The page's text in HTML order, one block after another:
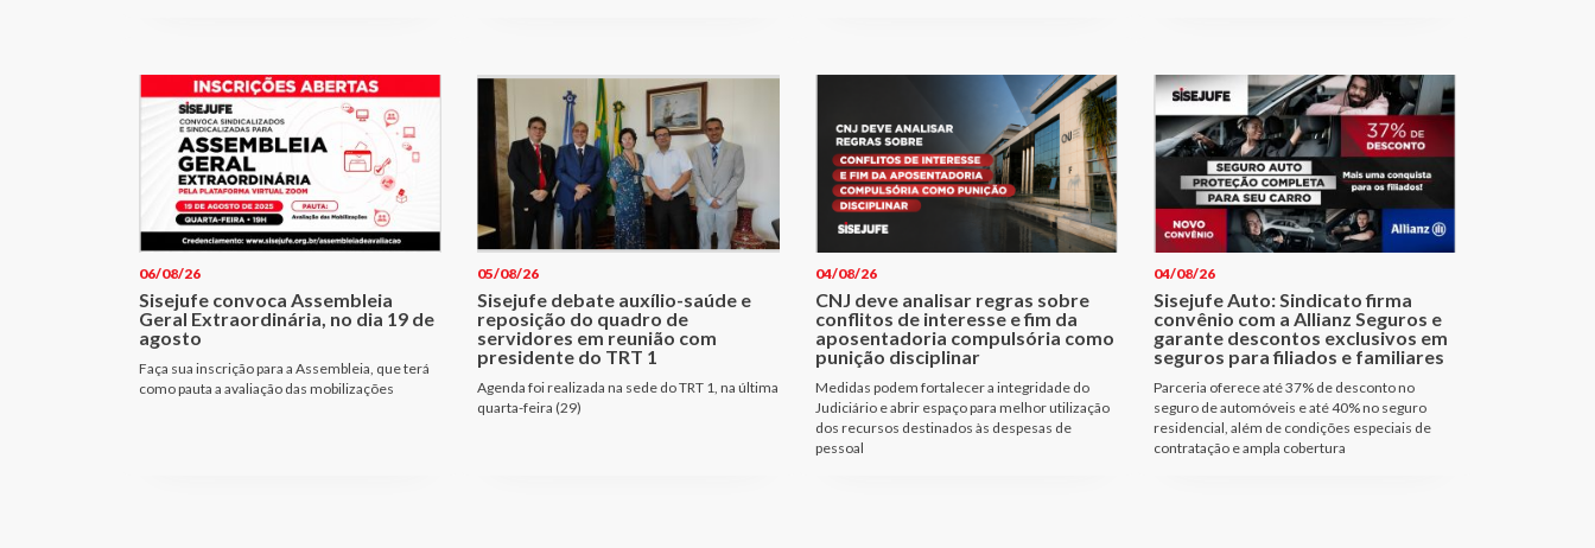
06/08/26
Sisejufe convoca Assembleia
Geral Extraordinária, no dia 19 de
agosto
Faça sua inscrição para a Assembleia, que terá
como pauta a avaliação das mobilizações
05/08/26
Sisejufe debate auxílio-saúde e
reposição do quadro de
servidores em reunião com
presidente do TRT 1
Agenda foi realizada na sede do TRT 1, na última
quarta-feira (29)
04/08/26
CNJ deve analisar regras sobre
conflitos de interesse e fim da
aposentadoria compulsória como
punição disciplinar
Medidas podem fortalecer a integridade do
Judiciário e abrir espaço para melhor utilização
dos recursos destinados às despesas de
pessoal
04/08/26
Sisejufe Auto: Sindicato firma
convênio com a Allianz Seguros e
garante descontos exclusivos em
seguros para filiados e familiares
Parceria oferece até 37% de desconto no
seguro de automóveis e até 40% no seguro
residencial, além de condições especiais de
contratação e ampla cobertura